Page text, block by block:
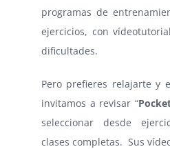
programas de
ejercicios, con
dificultades.
Pero prefieres relajarte y
invitamos a revisar “
seleccionar desde
clases completas. Sus